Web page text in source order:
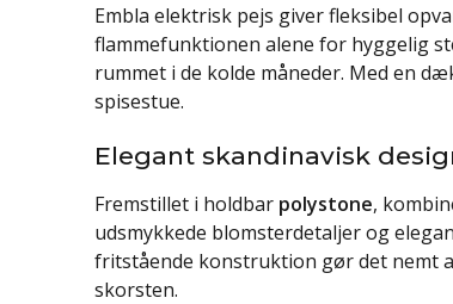
Embla elektrisk pejs giver fleksibel
flammefunktionen alene for hyggelig
rummet i de kolde måneder. Med en
spisestue.
Elegant skandinavisk
Fremstillet i holdbar polystone,
udsmykkede blomsterdetaljer og
fritstående konstruktion gør det nemt
skorsten.